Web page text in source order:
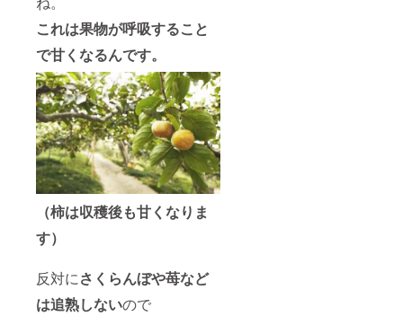
これは果物が呼吸すること
で甘くなるんです。
（柿は収穫後も甘くなりま
す）
反対にさくらんぼや苺など
は追熟しないので